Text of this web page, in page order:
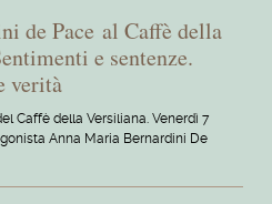
de Pace al Caffè della
e sentenze.
verità
Caffè della Versiliana. Venerdì 7
Anna Maria Bernardini De